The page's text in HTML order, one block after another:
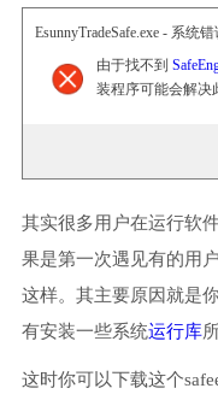
EsunnyTradeSafe.exe - 系统
由于找不到
装程序可能会解决
其实很多用户在运行软
果是第一次遇见有的用
这样。其主要原因就是
有安装一些系统运行库
这时你可以下载这个